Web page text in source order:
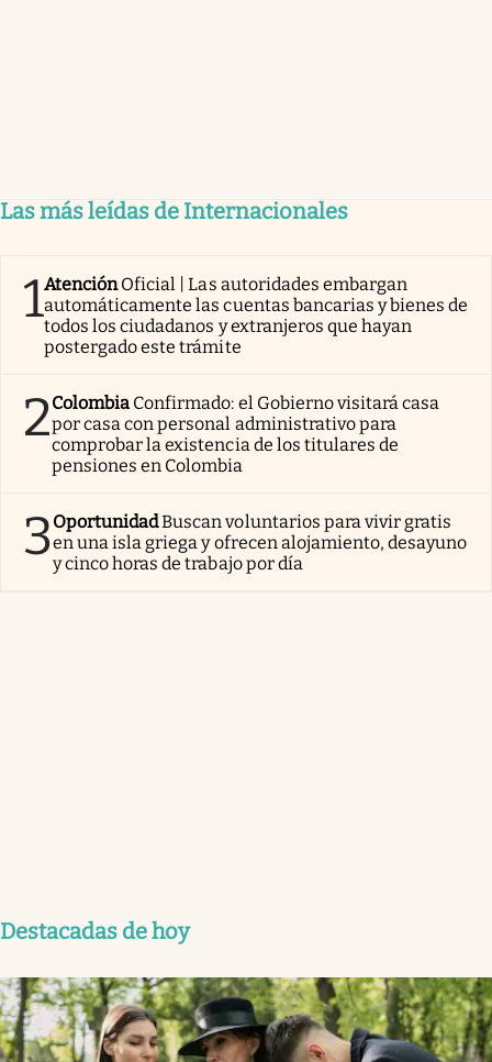
Las más leídas de Internacionales
1AtenciónOficial | Las autoridades embargan
automáticamente las cuentas bancarias y bienes de
todos los ciudadanos y extranjeros que hayan
postergado este trámite
2Colombia Confirmado: el Gobierno visitará casa
por casa con personal administrativo para
comprobar la existencia de los titulares de
pensiones en Colombia
3OportunidadBuscan voluntarios para vivir gratis
en una isla griega y ofrecen alojamiento, desayuno
y cinco horas de trabajo por día
Destacadas de hoy